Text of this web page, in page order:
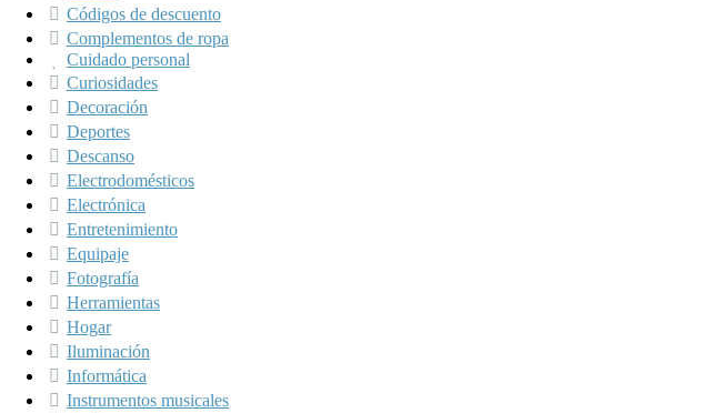
Códigos de descuento
Complementos de ropa
Cuidado personal
Curiosidades
Decoración
Deportes
Descanso
Electrodomésticos
Electrónica
Entretenimiento
Equipaje
Fotografía
Herramientas
Hogar
Iluminación
Informática
Instrumentos musicales